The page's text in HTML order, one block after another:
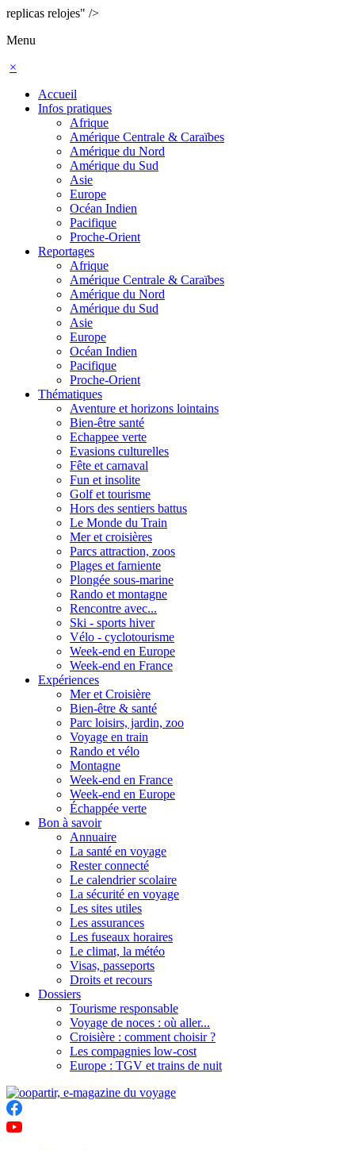
replicas relojes" />
Menu
×
Accueil
Infos pratiques
Afrique
Amérique Centrale & Caraïbes
Amérique du Nord
Amérique du Sud
Asie
Europe
Océan Indien
Pacifique
Proche-Orient
Reportages
Afrique
Amérique Centrale & Caraïbes
Amérique du Nord
Amérique du Sud
Asie
Europe
Océan Indien
Pacifique
Proche-Orient
Thématiques
Aventure et horizons lointains
Bien-être santé
Echappee verte
Evasions culturelles
Fête et carnaval
Fun et insolite
Golf et tourisme
Hors des sentiers battus
Le Monde du Train
Mer et croisières
Parcs attraction, zoos
Plages et farniente
Plongée sous-marine
Rando et montagne
Rencontre avec...
Ski - sports hiver
Vélo - cyclotourisme
Week-end en Europe
Week-end en France
Expériences
Mer et Croisière
Bien-être & santé
Parc loisirs, jardin, zoo
Voyage en train
Rando et vélo
Montagne
Week-end en France
Week-end en Europe
Échappée verte
Bon à savoir
Annuaire
La santé en voyage
Rester connecté
Le calendrier scolaire
La sécurité en voyage
Les sites utiles
Les assurances
Les fuseaux horaires
Le climat, la météo
Visas, passeports
Droits et recours
Dossiers
Tourisme responsable
Voyage de noces : où aller...
Croisière : comment choisir ?
Les compagnies low-cost
Europe : TGV et trains de nuit